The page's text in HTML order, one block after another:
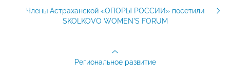
Члены Астраханской «ОПОРЫ РОССИИ» посетили
SKOLKOVO WOMEN'S FORUM
Региональное развитие